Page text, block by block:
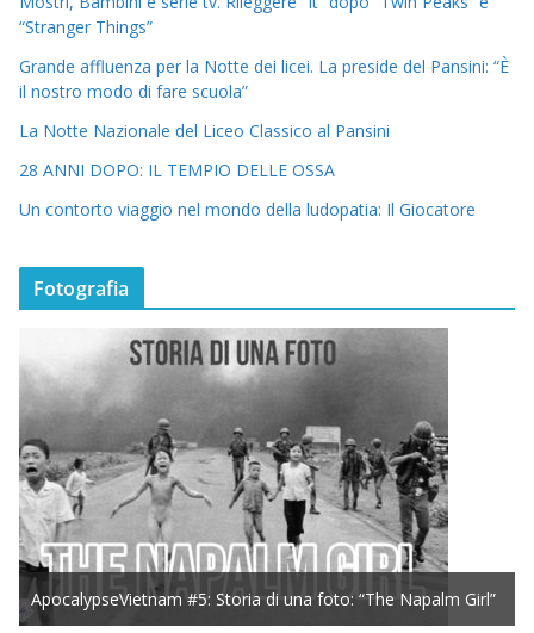
“Stranger Things”
Grande affluenza per la Notte dei licei. La preside del Pansini: “È
il nostro modo di fare scuola”
La Notte Nazionale del Liceo Classico al Pansini
28 ANNI DOPO: IL TEMPIO DELLE OSSA
Un contorto viaggio nel mondo della ludopatia: Il Giocatore
Fotografia
ApocalypseVietnam #5: Storia di una foto: “The Napalm Girl”